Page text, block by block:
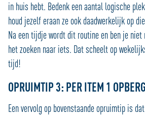
in huis hebt. Bedenk een aantal logische
houd jezelf eraan ze ook daadwerkelijk op
Na een tijdje wordt dit routine en ben je niet
het zoeken naar iets. Dat scheelt op
tijd!
OPRUIMTIP 3: PER ITEM 1
Een vervolg op bovenstaande opruimtip is